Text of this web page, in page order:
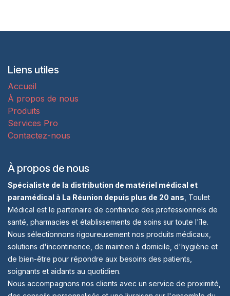
Liens utiles
Accueil
À propos de nous
Produits
Services Pro
Contactez-nous
À propos de nous
Spécialiste de la distribution de matériel médical et
paramédical à La Réunion depuis plus de 20 ans , Toulet
Médical est le partenaire de confiance des professionnels de
santé, pharmacies et établissements de soins sur toute l'île.
Nous sélectionnons rigoureusement nos produits médicaux,
solutions d'incontinence, de maintien à domicile, d'hygiène et
de bien-être pour répondre aux besoins des patients,
soignants et aidants au quotidien.
Nous accompagnons nos clients avec un service de proximité,